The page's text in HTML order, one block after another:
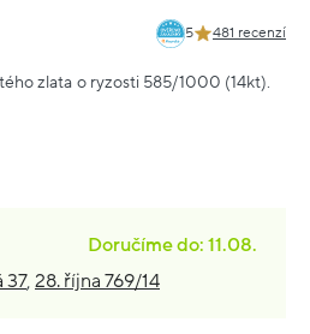
5 481 recenzí
zlata o ryzosti 585/1000 (14kt).
Doručíme do: 11.08.
37, 28. října 769/14